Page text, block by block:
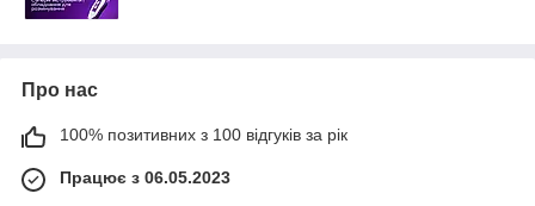
Про нас
100% позитивних з 100 відгуків за рік
Працює з 06.05.2023